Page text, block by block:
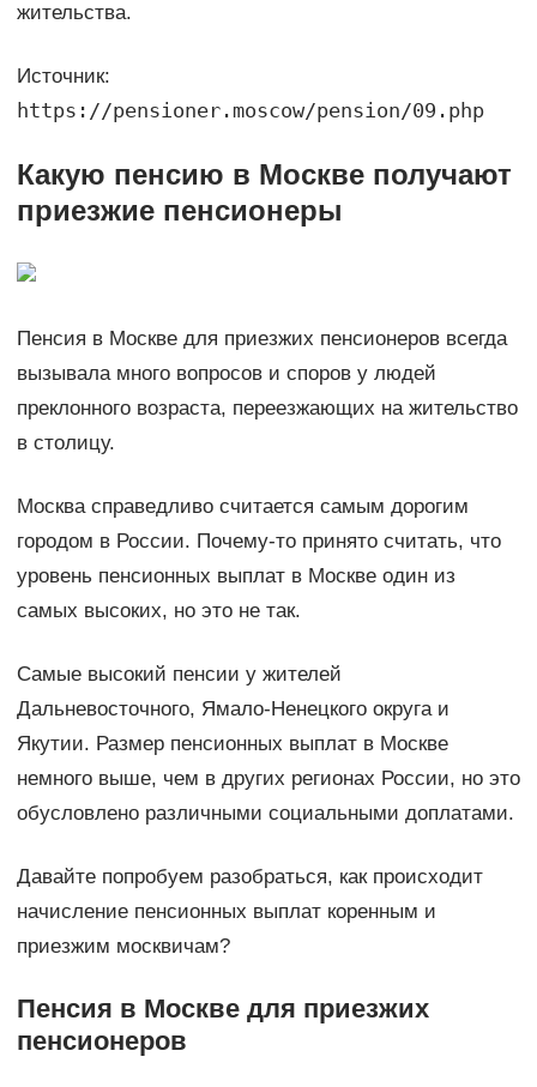
жительства.
Источник:
https://pensioner.moscow/pension/09.php
Какую пенсию в Москве получают
приезжие пенсионеры
Пенсия в Москве для приезжих пенсионеров всегда
вызывала много вопросов и споров у людей
преклонного возраста, переезжающих на жительство
в столицу.
Москва справедливо считается самым дорогим
городом в России. Почему-то принято считать, что
уровень пенсионных выплат в Москве один из
самых высоких, но это не так.
Самые высокий пенсии у жителей
Дальневосточного, Ямало-Ненецкого округа и
Якутии. Размер пенсионных выплат в Москве
немного выше, чем в других регионах России, но это
обусловлено различными социальными доплатами.
Давайте попробуем разобраться, как происходит
начисление пенсионных выплат коренным и
приезжим москвичам?
Пенсия в Москве для приезжих
пенсионеров